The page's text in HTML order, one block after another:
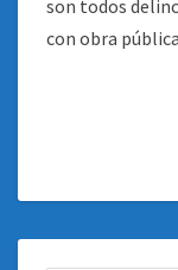
son todos
con obra